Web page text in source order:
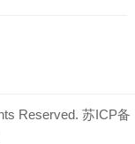
Reserved. 苏ICP备